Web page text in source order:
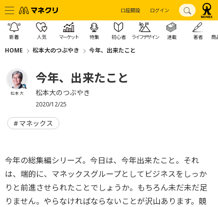
口座開設 ログイン
新着 人気 マーケット 特集 初心者 ライフデザイン 連載 著者 商
HOME 松本大のつぶやき 今年、出来たこと
松本 大
今年、出来たこと
松本大のつぶやき
2020/12/25
マネックス
今年の総集編シリーズ。今日は、今年出来たこと。それ
は、端的に、マネックスグループとしてビジネスをしっか
りと前進させられたことでしょうか。もちろん未だ未だ足
りません。やらなければならないことが沢山あります。競